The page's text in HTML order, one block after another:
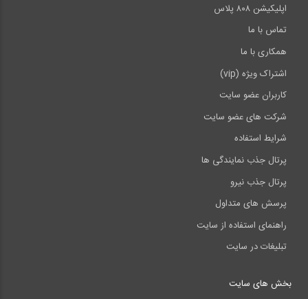
اپلیکیشن ۸۰۸ پلاس
تماس با ما
همکاری با ما
اشتراک ویژه (vip)
کاربران عضو سایت
شرکت های عضو سایت
شرایط استفاده
پرتال جذب نمایندگی ها
پرتال جذب نیرو
پرسش های متداول
راهنمای استفاده از سایت
تبلیغات در سایت
بخش های سایت